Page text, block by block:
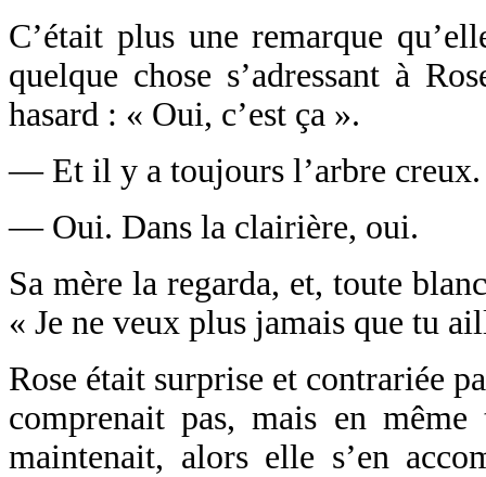
C’était plus une remarque
quelque chose s’adressant à
hasard : « Oui, c’est ça ».
— Et il y a toujours l’arbre creux.
— Oui. Dans la clairière, oui.
Sa mère la regarda, et, toute
« Je ne veux plus jamais que tu
Rose était surprise et contrariée
comprenait pas, mais en
maintenait, alors elle s’en